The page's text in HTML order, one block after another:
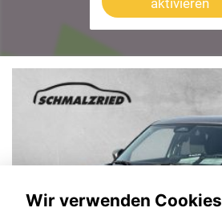
Wir verwenden Cookies